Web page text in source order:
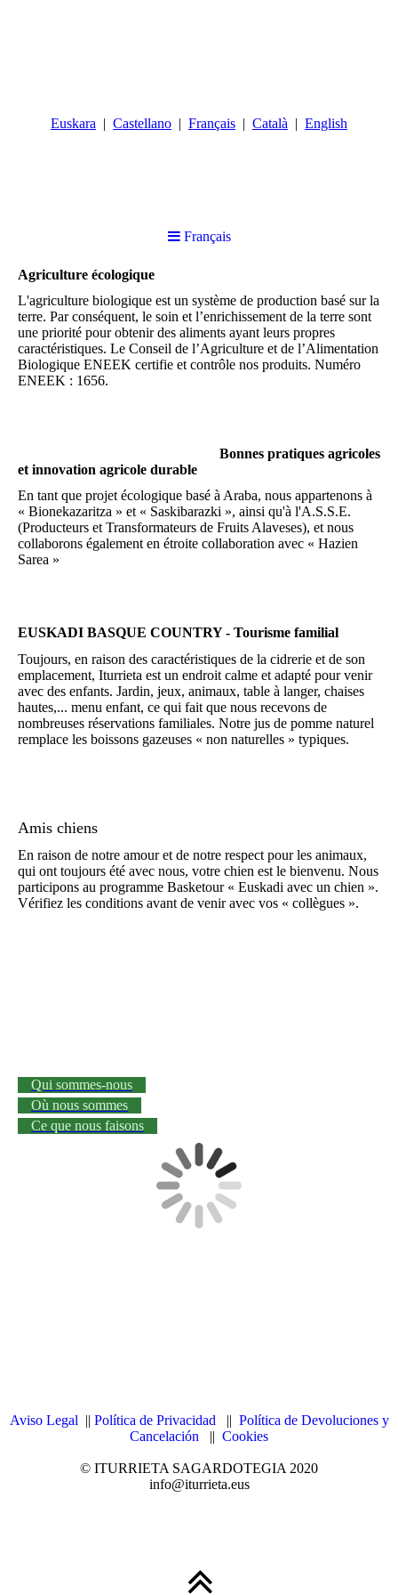
Euskara Castellano Français Català English
Français
Agriculture écologique
L'agriculture biologique est un système de production basé sur la
terre. Par conséquent, le soin et l’enrichissement de la terre sont
une priorité pour obtenir des aliments ayant leurs propres
caractéristiques. Le Conseil de l’Agriculture et de l’Alimentation
Biologique ENEEK certifie et contrôle nos produits. Numéro
ENEEK : 1656.
Bonnes pratiques agricoles
et innovation agricole durable
En tant que projet écologique basé à Araba, nous appartenons à
« Bionekazaritza » et « Saskibarazki », ainsi qu'à l'A.S.S.E.
(Producteurs et Transformateurs de Fruits Alaveses), et nous
collaborons également en étroite collaboration avec « Hazien
Sarea »
EUSKADI BASQUE COUNTRY - Tourisme familial
Toujours, en raison des caractéristiques de la cidrerie et de son
emplacement, Iturrieta est un endroit calme et adapté pour venir
avec des enfants. Jardin, jeux, animaux, table à langer, chaises
hautes,... menu enfant, ce qui fait que nous recevons de
nombreuses réservations familiales. Notre jus de pomme naturel
remplace les boissons gazeuses « non naturelles » typiques.
Amis chiens
En raison de notre amour et de notre respect pour les animaux,
qui ont toujours été avec nous, votre chien est le bienvenu. Nous
participons au programme Basketour « Euskadi avec un chien ».
Vérifiez les conditions avant de venir avec vos « collègues ».
Qui sommes-nous
Où nous sommes
Ce que nous faisons
Aviso Legal || Política de Privacidad || Política de Devoluciones y
Cancelación || Cookies
© ITURRIETA SAGARDOTEGIA 2020
info@iturrieta.eus